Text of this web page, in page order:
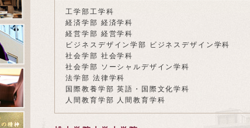
工学部工学科
経済学部 経済学科
経営学部 経営学科
ビジネスデザイン学部 ビジネスデザイン学科
社会学部 社会学科
社会学部 ソーシャルデザイン学科
法学部 法律学科
国際教養学部 英語・国際文化学科
人間教育学部 人間教育学科